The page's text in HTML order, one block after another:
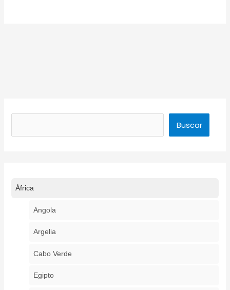
Buscar
África
Angola
Argelia
Cabo Verde
Egipto